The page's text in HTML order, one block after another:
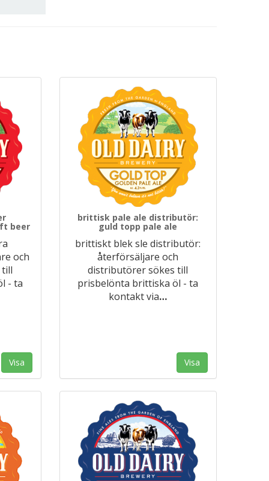
beer
och
- ta
Visa
brittisk pale ale distributör:
guld topp pale ale
brittiskt blek sle distributör:
återförsäljare och
distributörer sökes till
prisbelönta brittiska öl - ta
kontakt via…
Visa